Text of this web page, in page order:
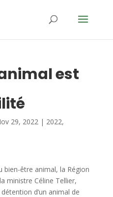
est
29, 2022| 2022,
bien-être animal, la Région
ministre Céline Tellier,
d’un animal de